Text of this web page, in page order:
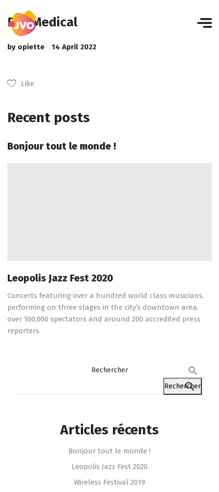
DTA Medical
by opiette 14 April 2022
Like
Recent posts
Bonjour tout le monde !
Leopolis Jazz Fest 2020
Concerts featuring over a hundred world class musicians,
performing on three stages in the city’s downtown area,
over 100,000 spectators and around 200 accredited press
reporters.
Rechercher
Rechercher
Articles récents
Bonjour tout le monde !
Leopolis Jazz Fest 2020
Wireless Festival 2019